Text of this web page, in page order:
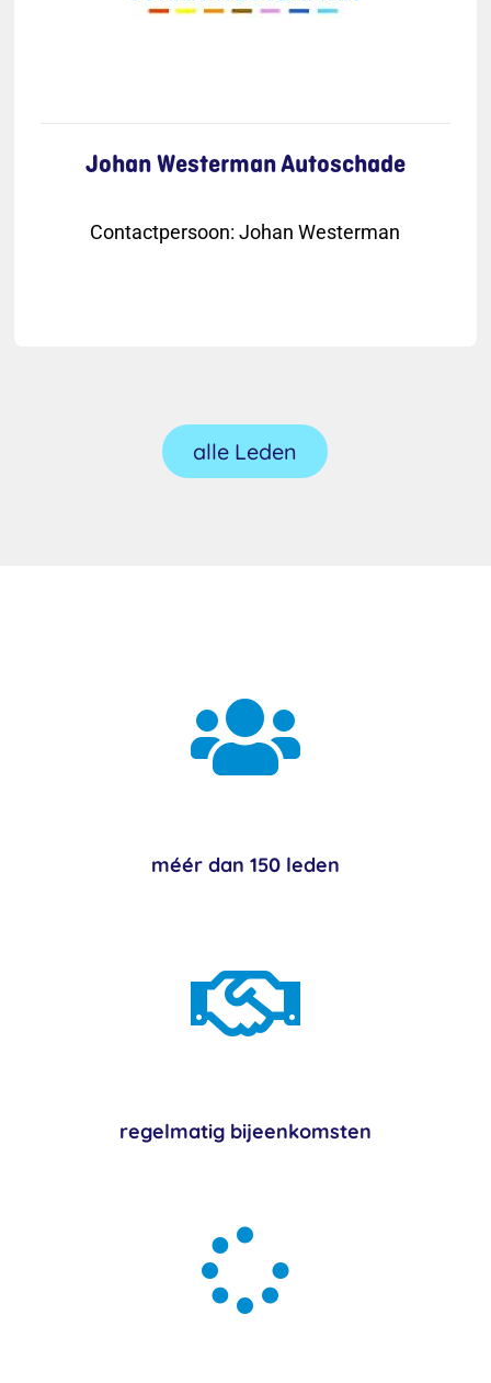
Johan Westerman Autoschade
Contactpersoon:Johan Westerman
alle Leden

méér dan 150 leden

regelmatig bijeenkomsten
